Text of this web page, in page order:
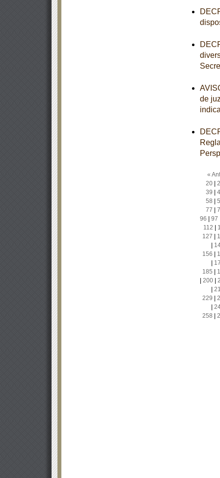
de
«
20|
39
58
77
96
97
112
127
156
185
200|
229
258